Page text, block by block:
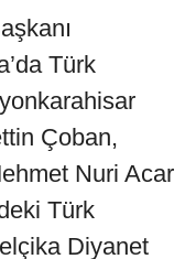
Türk
Çoban,
Nuri Acar
Türk
Diyanet